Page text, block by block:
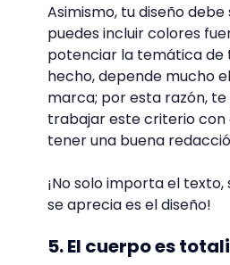
Asimismo, tu diseño
puedes incluir colores
potenciar la temática de
hecho, depende mucho
marca; por esta razón,
trabajar este criterio con
tener una buena
¡No solo importa el
se aprecia es el diseño!
5. El cuerpo es